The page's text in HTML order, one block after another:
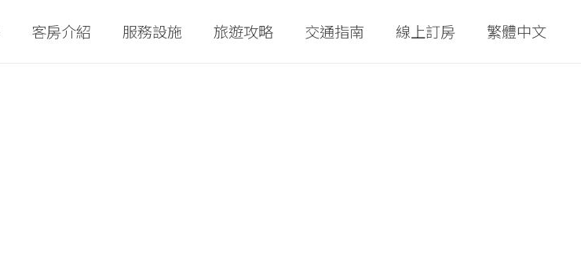
客房介紹 服務設施 旅遊攻略 交通指南 線上訂房 繁體中文